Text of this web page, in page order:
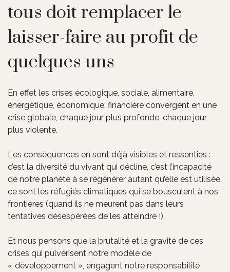
tous doit remplacer le
laisser-faire au profit de
quelques uns
En effet les crises écologique, sociale, alimentaire,
énergétique, économique, financière convergent en une
crise globale, chaque jour plus profonde, chaque jour
plus violente.
Les conséquences en sont déjà visibles et ressenties :
c’est la diversité du vivant qui décline, c’est l’incapacité
de notre planète à se régénérer autant qu’elle est utilisée,
ce sont les réfugiés climatiques qui se bousculent à nos
frontières (quand ils ne meurent pas dans leurs
tentatives désespérées de les atteindre !).
Et nous pensons que la brutalité et la gravité de ces
crises qui pulvérisent notre modèle de
« développement », engagent notre responsabilité